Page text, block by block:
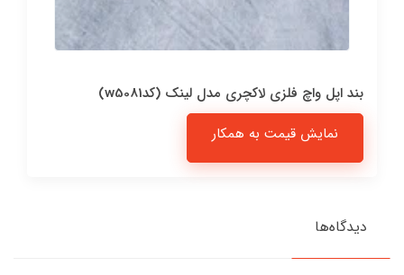
بند اپل واچ فلزی لاکچری مدل لینک (کدw5081)
نمایش قیمت به همکار
دیدگاه‌ها